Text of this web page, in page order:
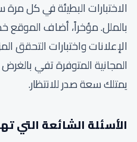
الاختبارات البطيئة في كل
بالملل. مؤخراً، أضاف الموقع
الإعلانات واختبارات التحقق
المجانية المتوفرة تفي
يمتلك سعة صدر للانتظار.
الأسئلة الشائعة التي